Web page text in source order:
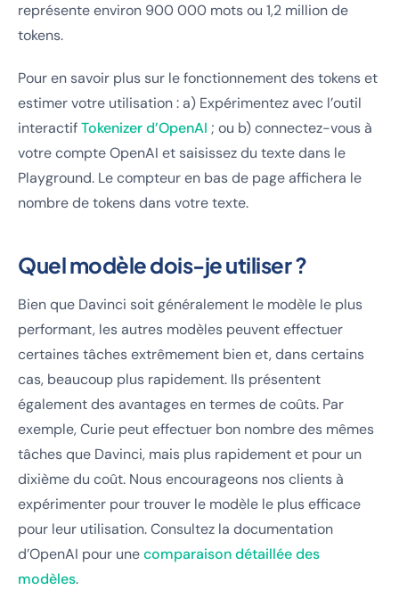
représente environ 900 000 mots ou 1,2 million de
tokens.
Pour en savoir plus sur le fonctionnement des tokens et
estimer votre utilisation : a) Expérimentez avec l’outil
interactifTokenizer d’OpenAI ; ou b) connectez-vous à
votre compte OpenAI et saisissez du texte dans le
Playground. Le compteur en bas de page affichera le
nombre de tokens dans votre texte.
Quel modèle dois-je utiliser ?
Bien que Davinci soit généralement le modèle le plus
performant, les autres modèles peuvent effectuer
certaines tâches extrêmement bien et, dans certains
cas, beaucoup plus rapidement. Ils présentent
également des avantages en termes de coûts. Par
exemple, Curie peut effectuer bon nombre des mêmes
tâches que Davinci, mais plus rapidement et pour un
dixième du coût. Nous encourageons nos clients à
expérimenter pour trouver le modèle le plus efficace
pour leur utilisation. Consultez la documentation
d’OpenAI pour unecomparaison détaillée des
modèles.